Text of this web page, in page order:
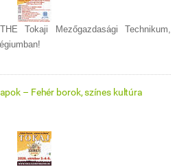
Tokaji Mezőgazdasági Technikum,
– Fehér borok, színes kultúra